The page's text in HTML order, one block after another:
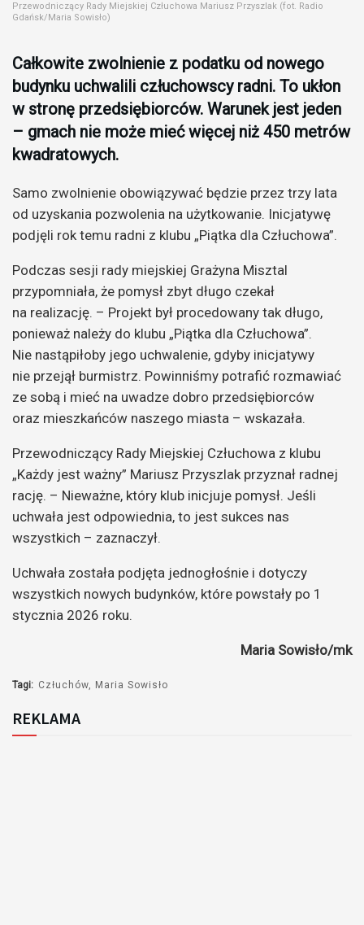
Przewodniczący Rady Miejskiej Człuchowa Mariusz Przyszlak (fot. Radio
Gdańsk/Maria Sowisło)
Całkowite zwolnienie z podatku od nowego
budynku uchwalili człuchowscy radni. To ukłon
w stronę przedsiębiorców. Warunek jest jeden
– gmach nie może mieć więcej niż 450 metrów
kwadratowych.
Samo zwolnienie obowiązywać będzie przez trzy lata
od uzyskania pozwolenia na użytkowanie. Inicjatywę
podjęli rok temu radni z klubu „Piątka dla Człuchowa”.
Podczas sesji rady miejskiej Grażyna Misztal
przypomniała, że pomysł zbyt długo czekał
na realizację. – Projekt był procedowany tak długo,
ponieważ należy do klubu „Piątka dla Człuchowa”.
Nie nastąpiłoby jego uchwalenie, gdyby inicjatywy
nie przejął burmistrz. Powinniśmy potrafić rozmawiać
ze sobą i mieć na uwadze dobro przedsiębiorców
oraz mieszkańców naszego miasta – wskazała.
Przewodniczący Rady Miejskiej Człuchowa z klubu
„Każdy jest ważny” Mariusz Przyszlak przyznał radnej
rację. – Nieważne, który klub inicjuje pomysł. Jeśli
uchwała jest odpowiednia, to jest sukces nas
wszystkich – zaznaczył.
Uchwała została podjęta jednogłośnie i dotyczy
wszystkich nowych budynków, które powstały po 1
stycznia 2026 roku.
Maria Sowisło/mk
Tagi: Człuchów Maria Sowisło
REKLAMA